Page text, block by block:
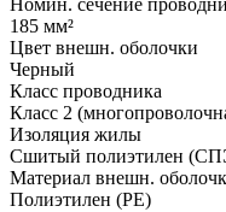
185 мм²
Цвет внешн. оболочки
Черный
Класс проводника
Класс 2
Изоляция жилы
Сшитый полиэтилен
Материал внешн.
Полиэтилен (PE)